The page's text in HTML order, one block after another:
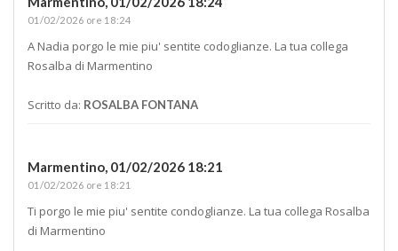
01/02/2026 ore 18:24
A Nadia porgo le mie piu' sentite codoglianze. La tua collega
Rosalba di Marmentino
Scritto da: ROSALBA FONTANA
Marmentino, 01/02/2026 18:21
01/02/2026 ore 18:21
Ti porgo le mie piu' sentite condoglianze. La tua collega Rosalba
di Marmentino